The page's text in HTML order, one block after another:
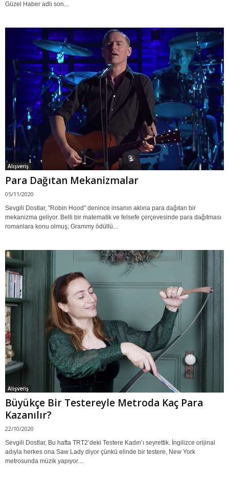
Güzel Haber adlı son...
Alışveriş
Para Dağıtan Mekanizmalar
05/11/2020
Sevgili Dostlar, "Robin Hood" denince insanın aklına para dağıtan bir
mekanizma geliyor. Belli bir matematik ve felsefe çerçevesinde para dağıtması
romanlara konu olmuş; Grammy ödüllü...
Alışveriş
Büyükçe Bir Testereyle Metroda Kaç Para
Kazanılır?
22/10/2020
Sevgili Dostlar, Bu hafta TRT2’deki Testere Kadın’ı seyrettik. İngilizce orijinal
adıyla herkes ona Saw Lady diyor çünkü elinde bir testere, New York
metrosunda müzik yapıyor....